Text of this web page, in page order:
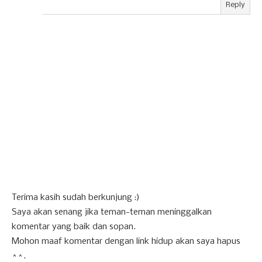
Reply
Terima kasih sudah berkunjung :)
Saya akan senang jika teman-teman meninggalkan
komentar yang baik dan sopan.
Mohon maaf komentar dengan link hidup akan saya hapus
^^.